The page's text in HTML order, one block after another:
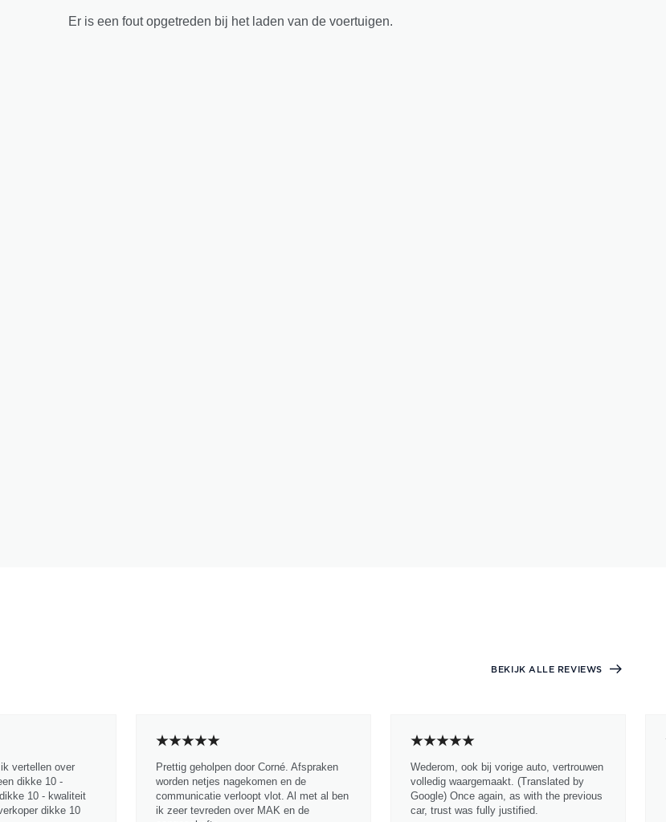
Er is een fout opgetreden bij het laden van de voertuigen.
BEKIJK ALLE REVIEWS
vertellen over
dikke 10 -
10 - kwaliteit
dikke 10
Prettig geholpen door Corné. Afspraken
worden netjes nagekomen en de
communicatie verloopt vlot. Al met al ben
ik zeer tevreden over MAK en de
Wederom, ook bij vorige auto, vertrouwen
volledig waargemaakt. (Translated by
Google) Once again, as with the previous
car, trust was fully justified.